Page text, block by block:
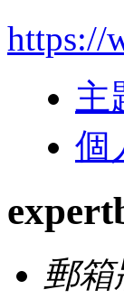
https://
主
個
郵